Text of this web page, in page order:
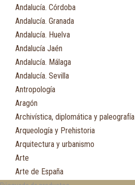
Andalucía. Córdoba
Andalucía. Granada
Andalucía. Huelva
Andalucía Jaén
Andalucía. Málaga
Andalucía. Sevilla
Antropología
Aragón
Archivística, diplomática y paleografía
Arqueología y Prehistoria
Arquitectura y urbanismo
Arte
Arte de España